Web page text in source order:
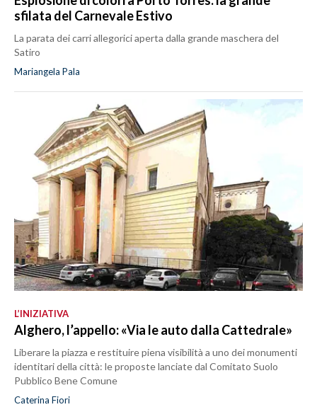
sfilata del Carnevale Estivo
La parata dei carri allegorici aperta dalla grande maschera del
Satiro
Mariangela Pala
L’INIZIATIVA
Alghero, l’appello: «Via le auto dalla Cattedrale»
Liberare la piazza e restituire piena visibilità a uno dei monumenti
identitari della città: le proposte lanciate dal Comitato Suolo
Pubblico Bene Comune
Caterina Fiori